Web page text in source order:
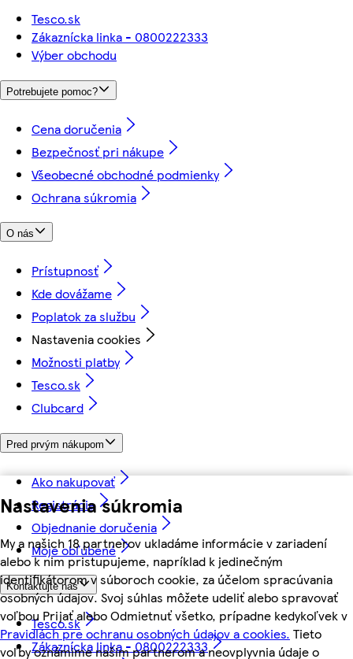
Nastavenia súkromia
My a našich 18 partnerov ukladáme informácie v zariadení
alebo k nim pristupujeme, napríklad k jedinečným
identifikátorom v súboroch cookie, za účelom spracúvania
osobných údajov. Svoj súhlas môžete udeliť alebo spravovať
voľbou Prijať alebo Odmietnuť všetko, prípadne kedykoľvek v
Pravidlách pre ochranu osobných údajov a cookies. Tieto
voľby oznámime našim partnerom a neovplyvnia údaje o
Tesco.sk
Zákaznícka linka - 0800222333
Výber obchodu
Potrebujete pomoc?
Cena doručenia
Bezpečnosť pri nákupe
Všeobecné obchodné podmienky
Ochrana súkromia
O nás
Prístupnosť
Kde dovážame
Poplatok za službu
Nastavenia cookies
Možnosti platby
Tesco.sk
Clubcard
Pred prvým nákupom
Ako nakupovať
Registrácia
Objednanie doručenia
Moje obľúbené
Kontaktujte nás
Tesco.sk
Zákaznícka linka - 0800222333